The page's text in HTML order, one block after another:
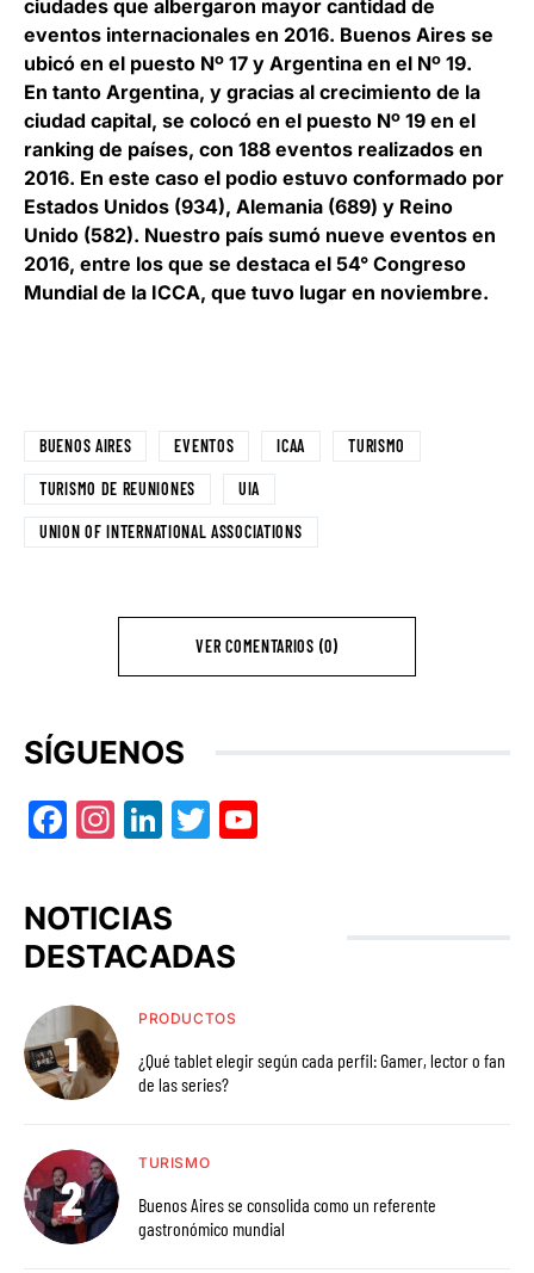
ciudades que albergaron mayor cantidad de
eventos internacionales en 2016. Buenos Aires se
ubicó en el puesto Nº 17 y Argentina en el Nº 19.
En tanto Argentina, y gracias al crecimiento de la
ciudad capital, se colocó en el puesto Nº 19 en el
ranking de países, con 188 eventos realizados en
2016. En este caso el podio estuvo conformado por
Estados Unidos (934), Alemania (689) y Reino
Unido (582). Nuestro país sumó nueve eventos en
2016, entre los que se destaca el 54° Congreso
Mundial de la ICCA, que tuvo lugar en noviembre.
BUENOS AIRES EVENTOS ICAA TURISMO
TURISMO DE REUNIONES UIA
UNION OF INTERNATIONAL ASSOCIATIONS
VER COMENTARIOS (0)
SÍGUENOS
Facebook
Instagram
LinkedIn
Twitter
NOTICIAS
DESTACADAS
PRODUCTOS
¿Qué tablet elegir según cada perfil: Gamer, lector o fan
de las series?
TURISMO
Buenos Aires se consolida como un referente
gastronómico mundial